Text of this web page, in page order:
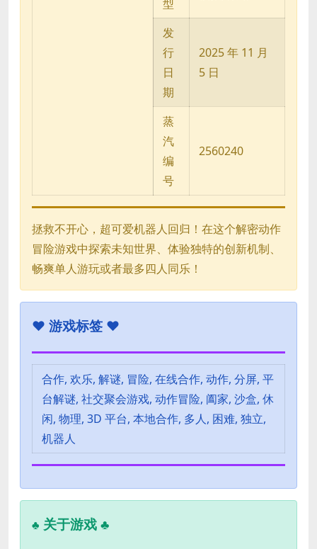
型
发
行
日
期
2025 年 11 月
5 日
蒸
汽
编
号
2560240
拯救不开心，超可爱机器人回归！在这个解密动作
冒险游戏中探索未知世界、体验独特的创新机制、
畅爽单人游玩或者最多四人同乐！
♥ 游戏标签 ♥
合作, 欢乐, 解谜, 冒险, 在线合作, 动作, 分屏, 平
台解谜, 社交聚会游戏, 动作冒险, 阖家, 沙盒, 休
闲, 物理, 3D 平台, 本地合作, 多人, 困难, 独立,
机器人
♣ 关于游戏 ♣